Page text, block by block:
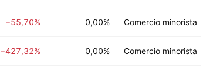
−55,70% 0,00% Comercio minorista
−427,32% 0,00% Comercio minorista